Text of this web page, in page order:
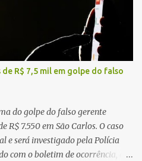
foi arremessado ao solo.
teria se desprendido
ferimentos gravíssimos e
resgate e de atendimento da
rodovia foram acionadas e
além de prestarem socorro à
ainda no local do
compareceu para o registro
R$ 7,5 mil em golpe do falso
do golpe do falso gerente
R$ 7.550 em São Carlos. O caso
e será investigado pela Polícia
com o boletim de ocorrência, a